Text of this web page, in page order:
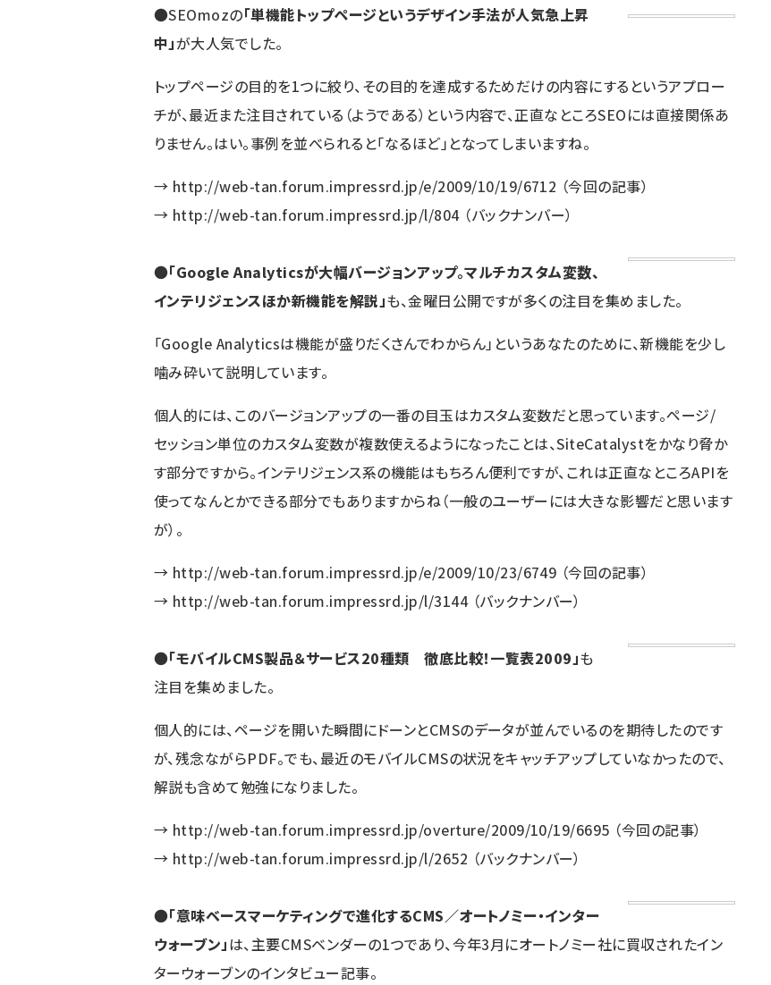
●SEOmozの「単機能トップページというデザイン手法が人気急上昇
中」が大人気でした。
トップページの目的を1つに絞り、その目的を達成するためだけの内容にするというアプロー
チが、最近また注目されている（ようである）という内容で、正直なところSEOには直接関係あ
りません。はい。事例を並べられると「なるほど」となってしまいますね。
→ http://web-tan.forum.impressrd.jp/e/2009/10/19/6712 （今回の記事）
→ http://web-tan.forum.impressrd.jp/l/804（バックナンバー）
●「Google Analyticsが大幅バージョンアップ。マルチカスタム変数、
インテリジェンスほか新機能を解説」も、金曜日公開ですが多くの注目を集めました。
「Google Analyticsは機能が盛りだくさんでわからん」というあなたのために、新機能を少し
噛み砕いて説明しています。
個人的には、このバージョンアップの一番の目玉はカスタム変数だと思っています。ページ/
セッション単位のカスタム変数が複数使えるようになったことは、SiteCatalystをかなり脅か
す部分ですから。インテリジェンス系の機能はもちろん便利ですが、これは正直なところAPIを
使ってなんとかできる部分でもありますからね（一般のユーザーには大きな影響だと思います
が）。
→ http://web-tan.forum.impressrd.jp/e/2009/10/23/6749 （今回の記事）
→ http://web-tan.forum.impressrd.jp/l/3144（バックナンバー）
●「モバイルCMS製品＆サービス20種類 徹底比較！一覧表2009」も
注目を集めました。
個人的には、ページを開いた瞬間にドーンとCMSのデータが並んでいるのを期待したのです
が、残念ながらPDF。でも、最近のモバイルCMSの状況をキャッチアップしていなかったので、
解説も含めて勉強になりました。
→ http://web-tan.forum.impressrd.jp/overture/2009/10/19/6695 （今回の記事）
→ http://web-tan.forum.impressrd.jp/l/2652 （バックナンバー）
●「意味ベースマーケティングで進化するCMS／オートノミー・インター
ウォーブン」は、主要CMSベンダーの1つであり、今年3月にオートノミー社に買収されたイン
ターウォーブンのインタビュー記事。